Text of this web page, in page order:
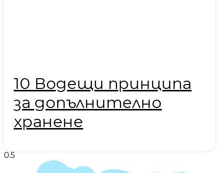
10 Водещи принципа
за допълнително
хранене